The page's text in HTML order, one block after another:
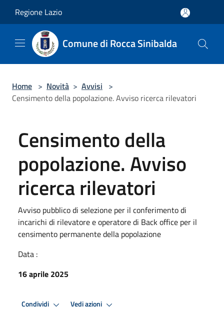
Regione Lazio
Comune di Rocca Sinibalda
Home > Novità > Avvisi >
Censimento della popolazione. Avviso ricerca rilevatori
Censimento della
popolazione. Avviso
ricerca rilevatori
Avviso pubblico di selezione per il conferimento di
incarichi di rilevatore e operatore di Back office per il
censimento permanente della popolazione
Data :
16 aprile 2025
Condividi Vedi azioni